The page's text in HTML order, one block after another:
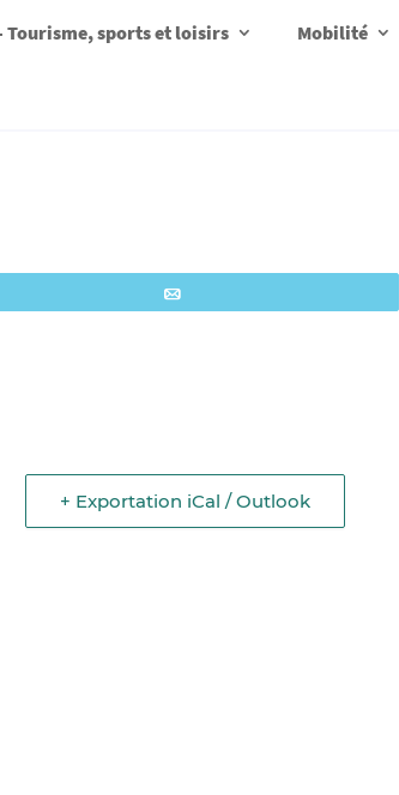
Tourisme, sports et loisirs Mobilité
+ Exportation iCal / Outlook